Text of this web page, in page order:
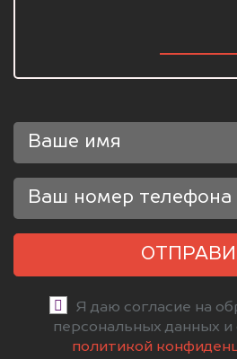
Я даю согласие на
персональных данных и
политикой